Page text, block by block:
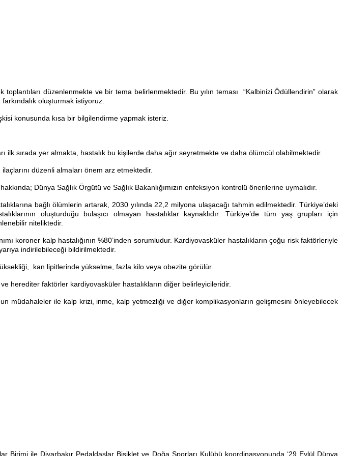
düzenlenmekte ve bir tema belirlenmektedir. Bu yılın teması “Kalbinizi Ödüllendirin” olarak
oluşturmak istiyoruz.
konusunda kısa bir bilgilendirme yapmak isteriz.
sırada yer almakta, hastalık bu kişilerde daha ağır seyretmekte ve daha ölümcül olabilmektedir.
düzenli almaları önem arz etmektedir.
Dünya Sağlık Örgütü ve Sağlık Bakanlığımızın enfeksiyon kontrolü önerilerine uymalıdır.
bağlı ölümlerin artarak, 2030 yılında 22,2 milyona ulaşacağı tahmin edilmektedir. Türkiye’deki
oluşturduğu bulaşıcı olmayan hastalıklar kaynaklıdır. Türkiye’de tüm yaş grupları için
niteliktedir.
koroner kalp hastalığının %80’inden sorumludur. Kardiyovasküler hastalıkların çoğu risk faktörleriyle
indirilebileceği bildirilmektedir.
kan lipitlerinde yükselme, fazla kilo veya obezite görülür.
herediter faktörler kardiyovasküler hastalıkların diğer belirleyicileridir.
müdahaleler ile kalp krizi, inme, kalp yetmezliği ve diğer komplikasyonların gelişmesini önleyebilecek
Birimi ile Diyarbakır Pedaldaşlar Bisiklet ve Doğa Sporları Kulübü koordinasyonunda ‘29 Eylül Dünya